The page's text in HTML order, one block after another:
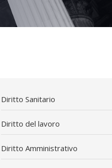
Diritto Sanitario
Diritto del lavoro
Diritto Amministrativo